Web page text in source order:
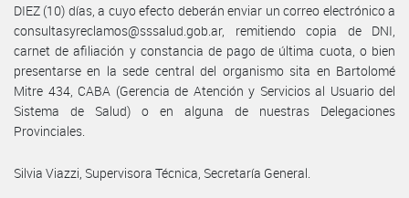
DIEZ (10) días, a cuyo efecto deberán enviar un correo electrónico a
consultasyreclamos@sssalud.gob.ar, remitiendo copia de DNI,
carnet de afiliación y constancia de pago de última cuota, o bien
presentarse en la sede central del organismo sita en Bartolomé
Mitre 434, CABA (Gerencia de Atención y Servicios al Usuario del
Sistema de Salud) o en alguna de nuestras Delegaciones
Provinciales.
Silvia Viazzi, Supervisora Técnica, Secretaría General.